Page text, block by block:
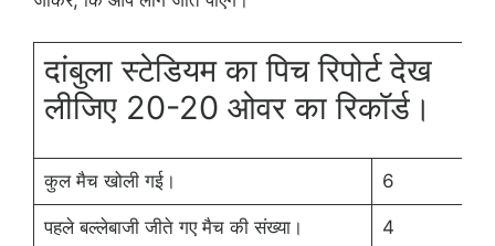
दांबुला स्टेडियम का पिच रिपोर्ट देख
लीजिए 20-20 ओवर का रिकॉर्ड।
कुल मैच खोली गई। 6
पहले बल्लेबाजी जीते गए मैच की संख्या। 4